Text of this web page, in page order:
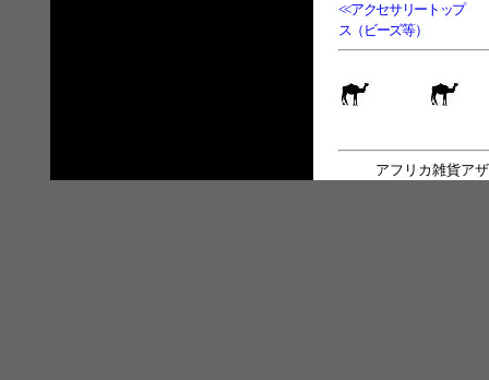
<<アクセサリートップ
ス（ビーズ等）
アフリカ雑貨ア